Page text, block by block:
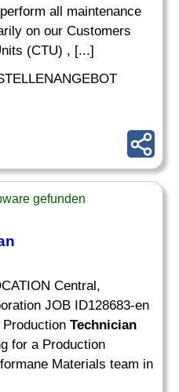
all maintenance
on our Customers
(CTU) , [...]
gefunden
Central,
JOB ID128683-en
Technician
for a Production
Materials team in